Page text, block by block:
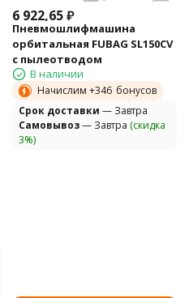
6 922,65₽
Пневмошлифмашина
орбитальная FUBAG SL150CV
с пылеотводом
В наличии
Начислим +346 бонусов
Cрок доставки — Завтра
Самовывоз— Завтра (скидка
3%)